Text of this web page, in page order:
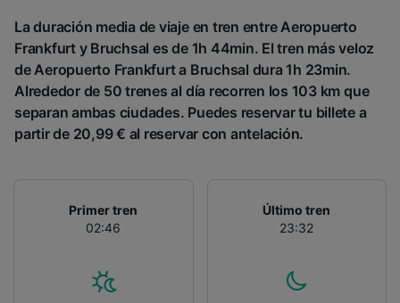
La duración media de viaje en tren entre Aeropuerto
Frankfurt y Bruchsal es de 1h 44min. El tren más veloz
de Aeropuerto Frankfurt a Bruchsal dura 1h 23min.
Alrededor de 50 trenes al día recorren los 103 km que
separan ambas ciudades. Puedes reservar tu billete a
partir de 20,99 € al reservar con antelación.
Primer tren
02:46
Último tren
23:32